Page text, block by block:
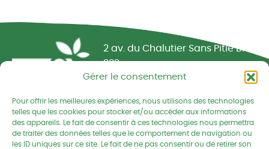
Gérer le consentement
Pour offrir les meilleures expériences, nous utilisons des technologies
telles que les cookies pour stocker et/ou accéder aux informations
des appareils. Le fait de consentir à ces technologies nous permettra
de traiter des données telles que le comportement de navigation ou
les ID uniques sur ce site. Le fait de ne pas consentir ou de retirer son
Réseau CIVAM - Campagnes vivantes
2 av. du Chalutier Sans Pitié BP
332
22190 PLERIN cedex
02 96 74 75 50
cedapa@wanadoo.fr